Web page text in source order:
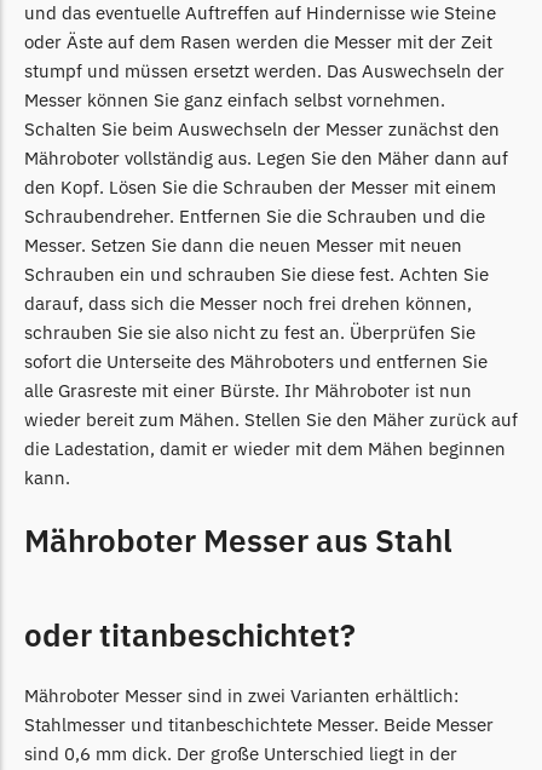
Begrenzungsdraht
NAC
NAC Messer
Begrenzungsdraht
Orbex
Orbex Messer
Begrenzungsdraht
Philips
Powerplus
Powerworks
Robomow Messer
Begrenzungsdraht
und das eventuelle Auftreffen auf Hindernisse wie Steine
oder Äste auf dem Rasen werden die Messer mit der Zeit
stumpf und müssen ersetzt werden. Das Auswechseln der
Messer können Sie ganz einfach selbst vornehmen.
Schalten Sie beim Auswechseln der Messer zunächst den
Mähroboter vollständig aus. Legen Sie den Mäher dann auf
den Kopf. Lösen Sie die Schrauben der Messer mit einem
Schraubendreher. Entfernen Sie die Schrauben und die
Messer. Setzen Sie dann die neuen Messer mit neuen
Schrauben ein und schrauben Sie diese fest. Achten Sie
darauf, dass sich die Messer noch frei drehen können,
schrauben Sie sie also nicht zu fest an. Überprüfen Sie
sofort die Unterseite des Mähroboters und entfernen Sie
alle Grasreste mit einer Bürste. Ihr Mähroboter ist nun
wieder bereit zum Mähen. Stellen Sie den Mäher zurück auf
die Ladestation, damit er wieder mit dem Mähen beginnen
kann.
Mähroboter Messer aus Stahl
oder titanbeschichtet?
Mähroboter Messer sind in zwei Varianten erhältlich:
Stahlmesser und titanbeschichtete Messer. Beide Messer
sind 0,6 mm dick. Der große Unterschied liegt in der